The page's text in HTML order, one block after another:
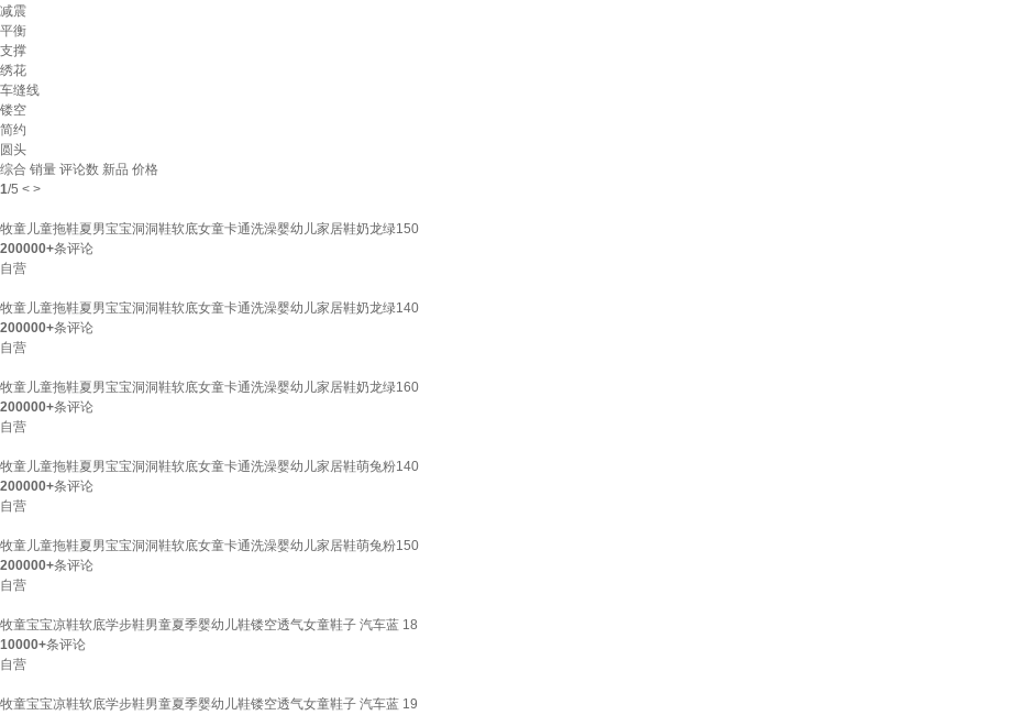
减震
平衡
支撑
绣花
车缝线
镂空
简约
圆头
综合 销量 评论数 新品 价格
1/5 < >
牧童儿童拖鞋夏男宝宝洞洞鞋软底女童卡通洗澡婴幼儿家居鞋奶龙绿150
200000+条评论
自营
牧童儿童拖鞋夏男宝宝洞洞鞋软底女童卡通洗澡婴幼儿家居鞋奶龙绿140
200000+条评论
自营
牧童儿童拖鞋夏男宝宝洞洞鞋软底女童卡通洗澡婴幼儿家居鞋奶龙绿160
200000+条评论
自营
牧童儿童拖鞋夏男宝宝洞洞鞋软底女童卡通洗澡婴幼儿家居鞋萌兔粉140
200000+条评论
自营
牧童儿童拖鞋夏男宝宝洞洞鞋软底女童卡通洗澡婴幼儿家居鞋萌兔粉150
200000+条评论
自营
牧童宝宝凉鞋软底学步鞋男童夏季婴幼儿鞋镂空透气女童鞋子 汽车蓝 18
10000+条评论
自营
牧童宝宝凉鞋软底学步鞋男童夏季婴幼儿鞋镂空透气女童鞋子 汽车蓝 19